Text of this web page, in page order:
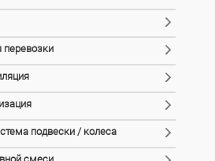
перевозки
подвески / колеса